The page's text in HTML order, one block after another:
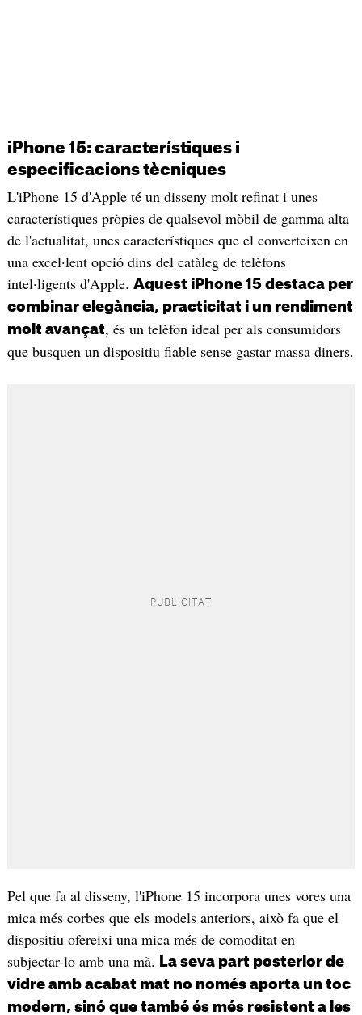
iPhone 15: característiques i
especificacions tècniques
L'iPhone 15 d'Apple té un disseny molt refinat i unes
característiques pròpies de qualsevol mòbil de gamma alta
de l'actualitat, unes característiques que el converteixen en
una excel·lent opció dins del catàleg de telèfons
intel·ligents d'Apple. Aquest iPhone 15 destaca per
combinar elegància, practicitat i un rendiment
molt avançat, és un telèfon ideal per als consumidors
que busquen un dispositiu fiable sense gastar massa diners.
Pel que fa al disseny, l'iPhone 15 incorpora unes vores una
mica més corbes que els models anteriors, això fa que el
dispositiu ofereixi una mica més de comoditat en
subjectar-lo amb una mà.
La seva part posterior de
vidre amb acabat mat no només aporta un toc
modern, sinó que també és més resistent a les